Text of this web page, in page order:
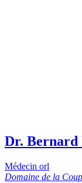
Dr. Bernard
Médecin orl
Domaine de la